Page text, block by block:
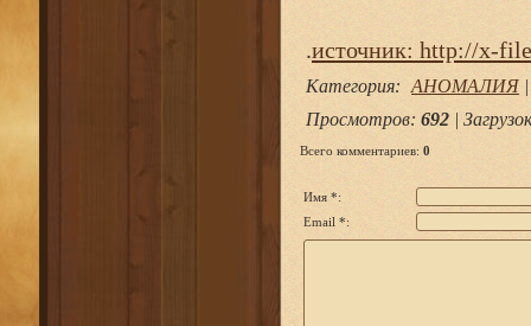
.источник: http://x-
Категория: АНОМАЛИЯ
Просмотров: 692 | Загрузок
Всего комментариев: 0
Имя *:
Email *: